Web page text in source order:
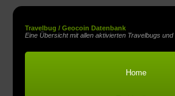
Travelbug / Geocoin Datenbank
Eine Übersicht mit allen aktivierten Travelbugs
Home